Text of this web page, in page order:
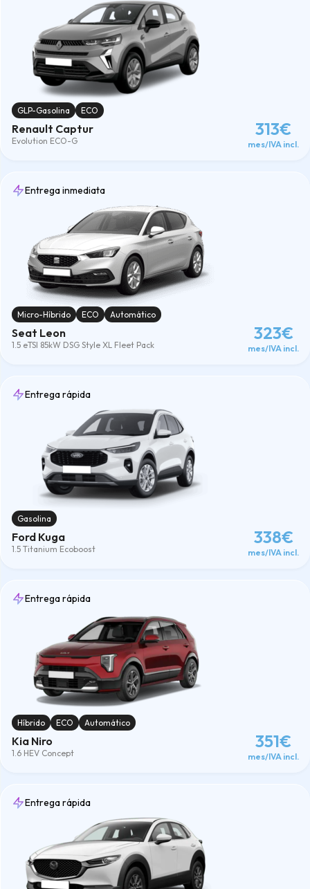
GLP-Gasolina ECO
Renault Captur
Evolution ECO-G
313€
mes/IVA incl.
Entrega inmediata
Micro-Híbrido ECO Automático
Seat Leon
1.5 eTSI 85kW DSG Style XL Fleet Pack
323€
mes/IVA incl.
Entrega rápida
Gasolina
Ford Kuga
1.5 Titanium Ecoboost
338€
mes/IVA incl.
Entrega rápida
Híbrido ECO Automático
Kia Niro
1.6 HEV Concept
351€
mes/IVA incl.
Entrega rápida